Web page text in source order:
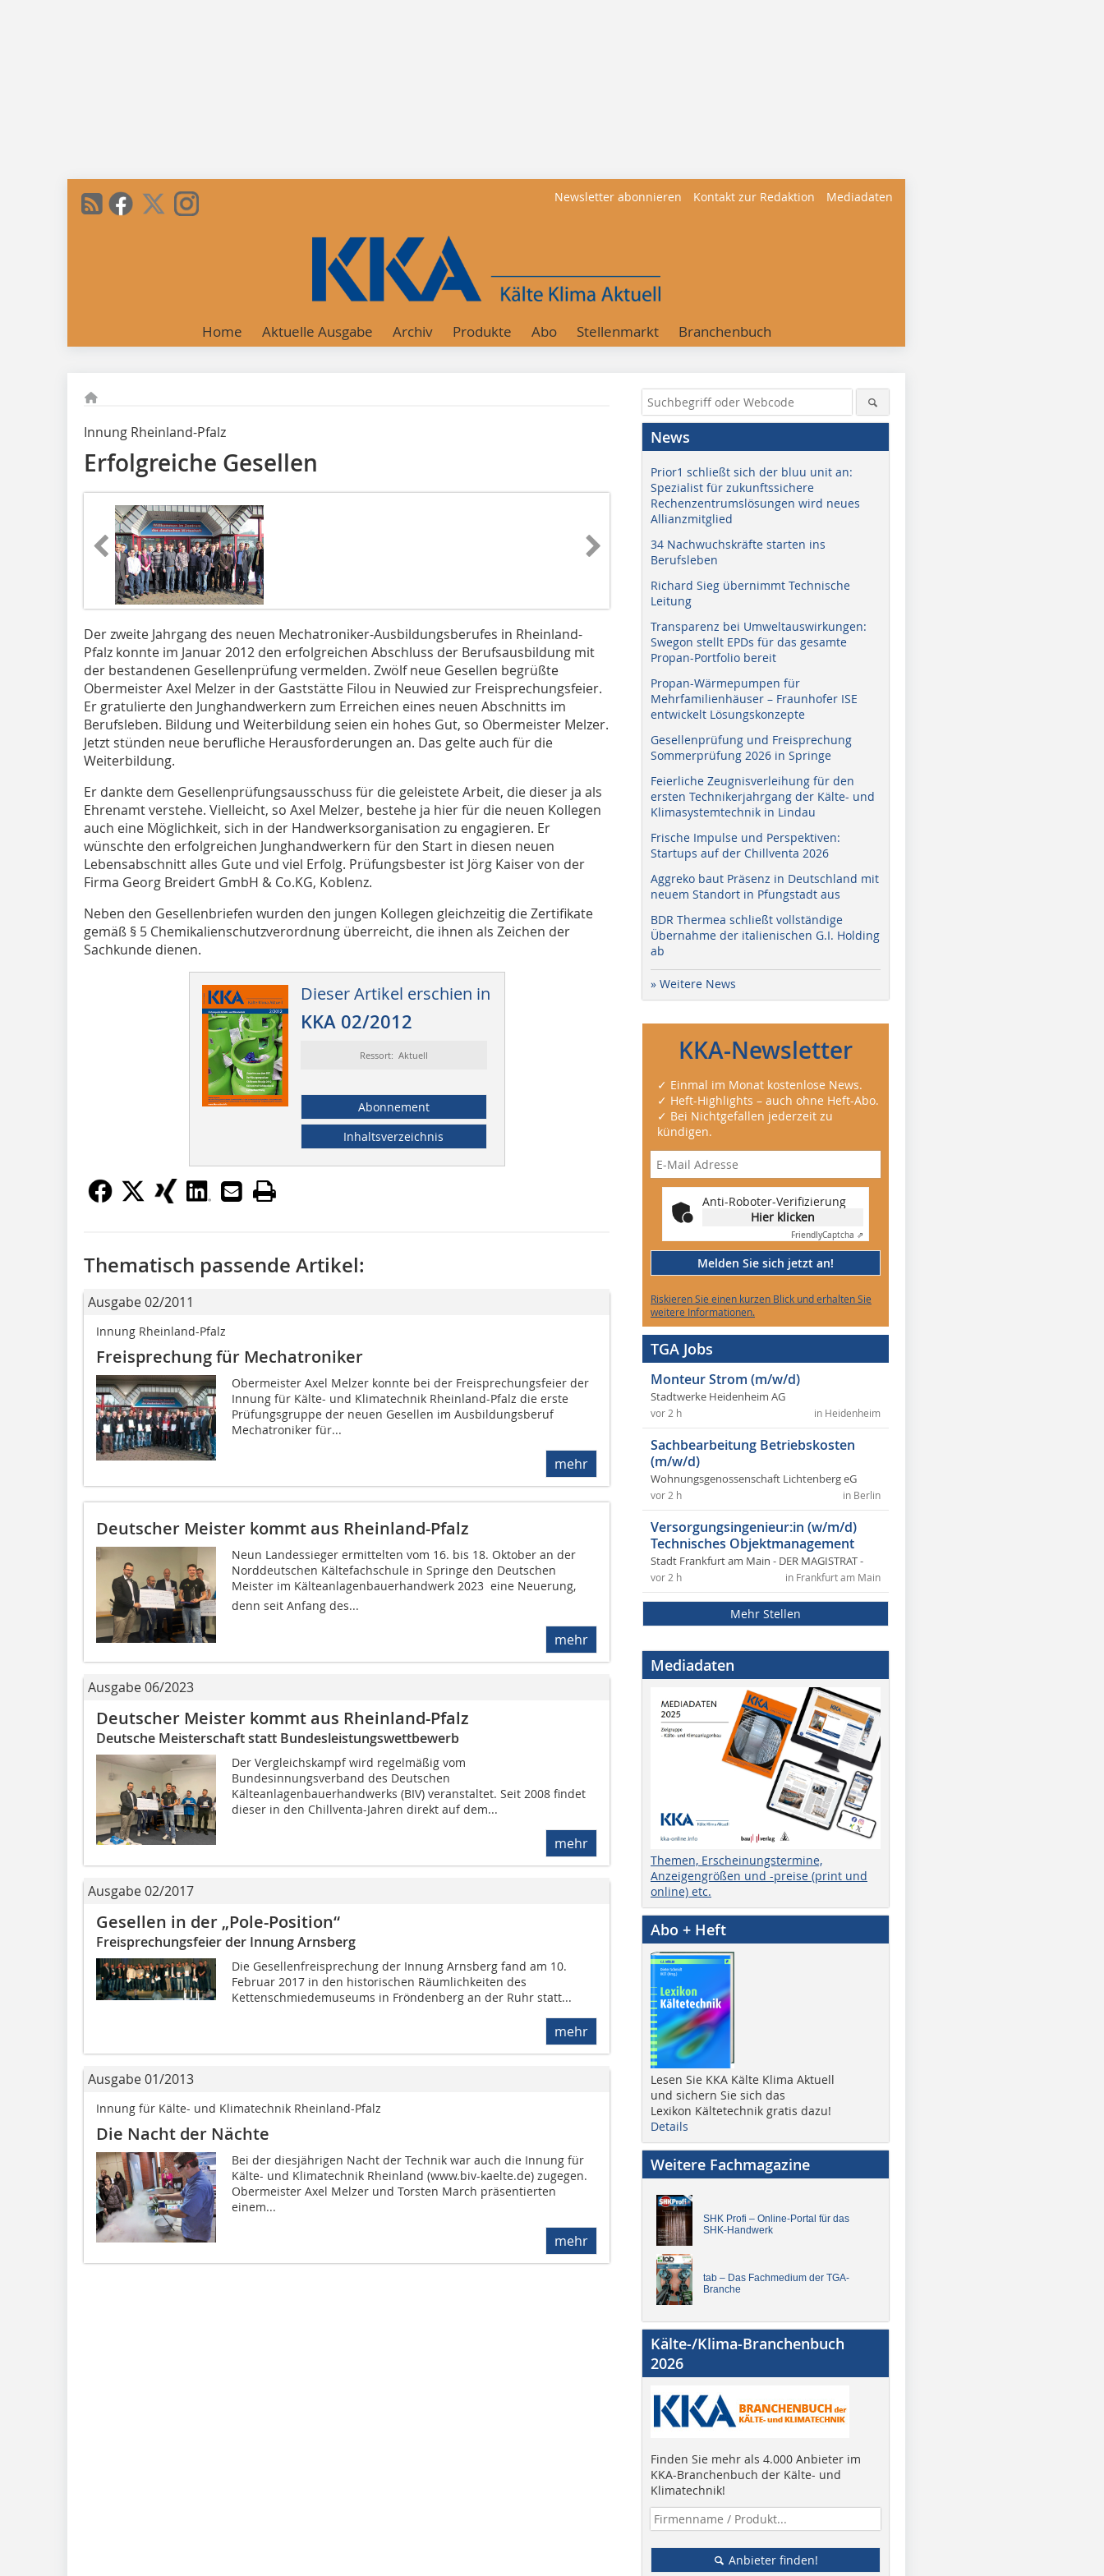
Newsletter abonnieren Kontakt zur Redaktion Mediadaten
Home Aktuelle Ausgabe Archiv Produkte Abo Stellenmarkt Branchenbuch
Innung Rheinland-Pfalz
Erfolgreiche Gesellen
Der zweite Jahrgang des neuen Mechatroniker-Ausbildungsberufes in Rheinland-
Pfalz konnte im Januar 2012 den erfolgreichen Abschluss der Berufsausbildung mit
der bestandenen Gesellenprüfung vermelden. Zwölf neue Gesellen begrüßte
Obermeister Axel Melzer in der Gaststätte Filou in Neuwied zur Freisprechungsfeier.
Er gratulierte den Junghandwerkern zum Erreichen eines neuen Abschnitts im
Berufsleben. Bildung und Weiterbildung seien ein hohes Gut, so Obermeister Melzer.
Jetzt stünden neue berufliche Herausforderungen an. Das gelte auch für die
Weiterbildung.
Er dankte dem Gesellenprüfungsausschuss für die geleistete Arbeit, die dieser ja als
Ehrenamt verstehe. Vielleicht, so Axel Melzer, bestehe ja hier für die neuen Kollegen
auch eine Möglichkeit, sich in der Handwerksorganisation zu engagieren. Er
wünschte den erfolgreichen Junghandwerkern für den Start in diesen neuen
Lebensabschnitt alles Gute und viel Erfolg. Prüfungsbester ist Jörg Kaiser von der
Firma Georg Breidert GmbH & Co.KG, Koblenz.
Neben den Gesellenbriefen wurden den jungen Kollegen gleichzeitig die Zertifikate
gemäß § 5 Chemikalienschutzverordnung überreicht, die ihnen als Zeichen der
Sachkunde dienen.
Dieser Artikel erschien in
KKA 02/2012
Ressort: Aktuell
Abonnement
Inhaltsverzeichnis
Thematisch passende Artikel:
Ausgabe 02/2011
Innung Rheinland-Pfalz
Freisprechung für Mechatroniker
Obermeister Axel Melzer konnte bei der Freisprechungsfeier der
Innung für Kälte- und Klimatechnik Rheinland-Pfalz die erste
Prüfungsgruppe der neuen Gesellen im Ausbildungsberuf
Mechatroniker für...
mehr
Deutscher Meister kommt aus Rheinland-Pfalz
Neun Landessieger ermittelten vom 16. bis 18. Oktober an der
Norddeutschen Kältefachschule in Springe den Deutschen
Meister im Kälteanlagenbauerhandwerk 2023  eine Neuerung,
denn seit Anfang des...
mehr
Ausgabe 06/2023
Deutscher Meister kommt aus Rheinland-Pfalz
Deutsche Meisterschaft statt Bundesleistungswettbewerb
Der Vergleichskampf wird regelmäßig vom
Bundesinnungsverband des Deutschen
Kälteanlagenbauerhandwerks (BIV) veranstaltet. Seit 2008 findet
dieser in den ­Chillventa-Jahren direkt auf dem...
mehr
Ausgabe 02/2017
Gesellen in der „Pole-Position“
Freisprechungsfeier der Innung Arnsberg
Die Gesellenfreisprechung der Innung Arnsberg fand am 10.
Februar 2017 in den historischen Räumlichkeiten des
Kettenschmiedemuseums in Fröndenberg an der Ruhr statt...
mehr
Ausgabe 01/2013
Innung für Kälte- und Klimatechnik Rheinland-Pfalz
Die Nacht der Nächte
Bei der diesjährigen Nacht der Technik war auch die Innung für
Kälte- und Klimatechnik Rheinland (www.biv-kaelte.de) zugegen.
Obermeister Axel Melzer und Torsten March präsentierten
einem...
mehr
News
Prior1 schließt sich der bluu unit an:
Spezialist für zukunftssichere
Rechenzentrumslösungen wird neues
Allianzmitglied
34 Nachwuchskräfte starten ins
Berufsleben
Richard Sieg übernimmt Technische
Leitung
Transparenz bei Umweltauswirkungen:
Swegon stellt EPDs für das gesamte
Propan-Portfolio bereit
Propan-Wärmepumpen für
Mehrfamilienhäuser – Fraunhofer ISE
entwickelt Lösungskonzepte
Gesellenprüfung und Freisprechung
Sommerprüfung 2026 in Springe
Feierliche Zeugnisverleihung für den
ersten Technikerjahrgang der Kälte- und
Klimasystemtechnik in Lindau
Frische Impulse und Perspektiven:
Startups auf der Chillventa 2026
Aggreko baut Präsenz in Deutschland mit
neuem Standort in Pfungstadt aus
BDR Thermea schließt vollständige
Übernahme der italienischen G.I. Holding
ab
» Weitere News
KKA-Newsletter
✓ Einmal im Monat kostenlose News.
✓ Heft-Highlights – auch ohne Heft-Abo.
✓ Bei Nichtgefallen jederzeit zu
kündigen.
Anti-Roboter-Verifizierung
Hier klicken
FriendlyCaptcha ⇗
Melden Sie sich jetzt an!
Riskieren Sie einen kurzen Blick und erhalten Sie
weitere Informationen.
TGA Jobs
Monteur Strom (m/w/d)
Stadtwerke Heidenheim AG
in Heidenheim
vor 2 h
Sachbearbeitung Betriebskosten
(m/w/d)
Wohnungsgenossenschaft Lichtenberg eG
in Berlin
vor 2 h
Versorgungsingenieur:in (w/m/d)
Technisches Objektmanagement
Stadt Frankfurt am Main - DER MAGISTRAT -
in Frankfurt am Main
vor 2 h
Mehr Stellen
Mediadaten
Themen, Erscheinungstermine,
Anzeigengrößen und -preise (print und
online) etc.
Abo + Heft
Lesen Sie KKA Kälte Klima Aktuell
und sichern Sie sich das
Lexikon Kältetechnik gratis dazu!
Details
Weitere Fachmagazine
SHK Profi – Online-Portal für das
SHK-Handwerk
tab – Das Fachmedium der TGA-
Branche
Kälte-/Klima-Branchenbuch
2026
Finden Sie mehr als 4.000 Anbieter im
KKA-Branchenbuch der Kälte- und
Klimatechnik!
Anbieter finden!